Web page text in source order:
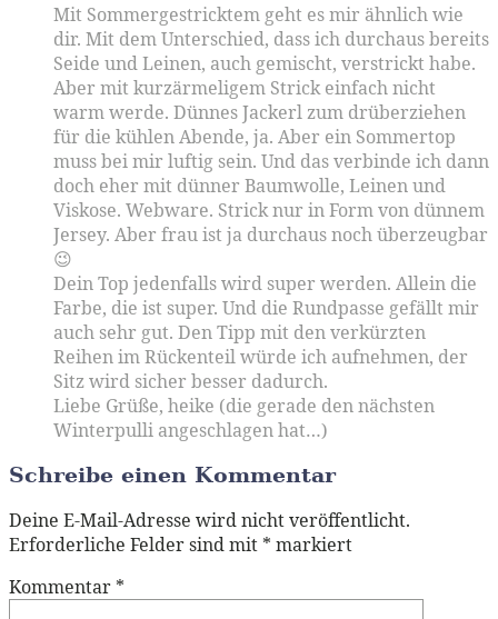
Mit Sommergestricktem geht es mir ähnlich wie
dir. Mit dem Unterschied, dass ich durchaus bereits
Seide und Leinen, auch gemischt, verstrickt habe.
Aber mit kurzärmeligem Strick einfach nicht
warm werde. Dünnes Jackerl zum drüberziehen
für die kühlen Abende, ja. Aber ein Sommertop
muss bei mir luftig sein. Und das verbinde ich dann
doch eher mit dünner Baumwolle, Leinen und
Viskose. Webware. Strick nur in Form von dünnem
Jersey. Aber frau ist ja durchaus noch überzeugbar
😉
Dein Top jedenfalls wird super werden. Allein die
Farbe, die ist super. Und die Rundpasse gefällt mir
auch sehr gut. Den Tipp mit den verkürzten
Reihen im Rückenteil würde ich aufnehmen, der
Sitz wird sicher besser dadurch.
Liebe Grüße, heike (die gerade den nächsten
Winterpulli angeschlagen hat…)
Schreibe einen Kommentar
Deine E-Mail-Adresse wird nicht veröffentlicht.
Erforderliche Felder sind mit * markiert
Kommentar *